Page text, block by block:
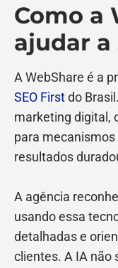
Como a
ajudar a
A WebShare é a
SEO Firstdo
marketing digital,
para mecanismos
resultados
A agência
usando essa
detalhadas e
clientes. A IA não